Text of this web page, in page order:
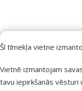
Šī tīmekļa vietne
Vietnē izmantojam
tavu iepirkšanās vēsturi